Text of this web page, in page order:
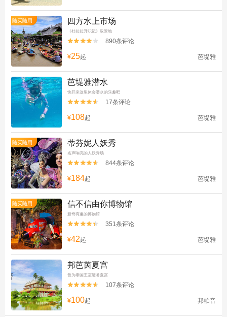
随买随用 四方水上市场
《杜拉拉升职记》取景地

 890条评论
¥25起 芭堤雅
芭堤雅潜水
快开来这里体会潜水的乐趣吧

 17条评论
¥108起 芭堤雅
随买随用 蒂芬妮人妖秀
名声响亮的人妖秀场

 844条评论
¥184起 芭堤雅
随买随用 信不信由你博物馆
新奇有趣的博物馆

 351条评论
¥42起 芭堤雅
邦芭茵夏宫
曾为泰国王室避暑夏宫

 107条评论
¥100起 邦帕音